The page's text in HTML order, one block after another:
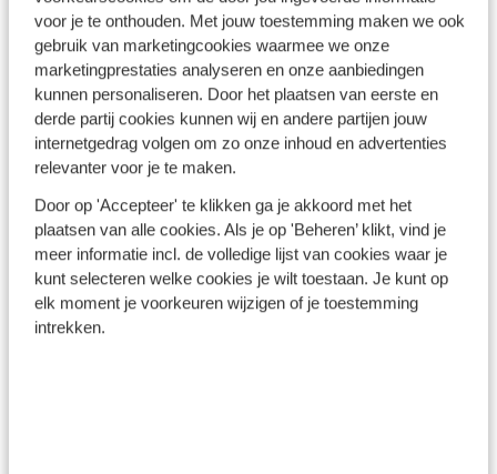
voor je te onthouden. Met jouw toestemming maken we ook
gebruik van marketingcookies waarmee we onze
marketingprestaties analyseren en onze aanbiedingen
kunnen personaliseren. Door het plaatsen van eerste en
derde partij cookies kunnen wij en andere partijen jouw
internetgedrag volgen om zo onze inhoud en advertenties
relevanter voor je te maken.
Door op 'Accepteer' te klikken ga je akkoord met het
plaatsen van alle cookies. Als je op 'Beheren’ klikt, vind je
meer informatie incl. de volledige lijst van cookies waar je
kunt selecteren welke cookies je wilt toestaan. Je kunt op
elk moment je voorkeuren wijzigen of je toestemming
intrekken.
Gesponsord
Bekijk onze unieke toplocaties